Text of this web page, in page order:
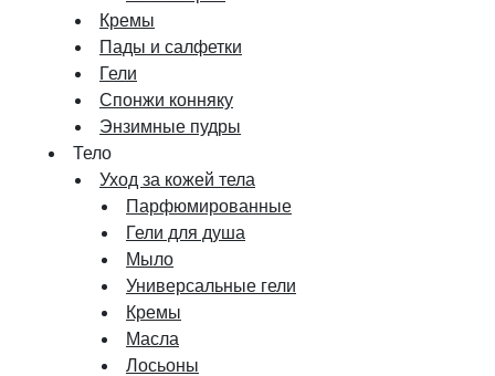
Кремы
Пады и салфетки
Гели
Спонжи конняку
Энзимные пудры
Тело
Уход за кожей тела
Парфюмированные
Гели для душа
Мыло
Универсальные гели
Кремы
Масла
Лосьоны